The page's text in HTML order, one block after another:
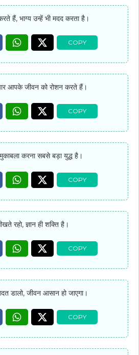
हैं, भाग्य उन्हें भी मदद करता है।
आपके जीवन को रोशन करते हैं।
करना सबसे बड़ा युद्ध है।
रहो, ज्ञान ही शक्ति है।
डालो, जीवन आसान हो जाएगा।